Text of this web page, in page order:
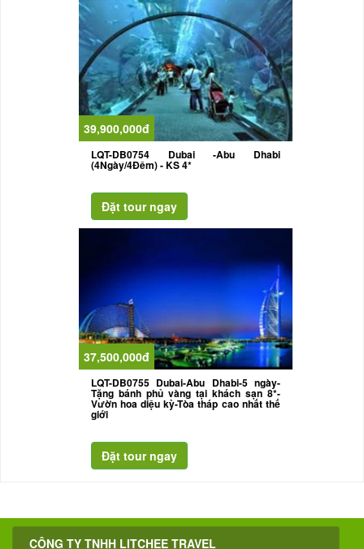
39,900,000đ
LQT-DB0754 Dubai -Abu Dhabi
(4Ngày/4Đêm) - KS 4*
37,500,000đ
LQT-DB0755 Dubai-Abu Dhabi-5 ngày-
Tặng bánh phủ vàng tại khách sạn 8*-
Vườn hoa diệu kỳ-Tòa tháp cao nhất thế
giới
CÔNG TY TNHH LITCHEE TRAVEL